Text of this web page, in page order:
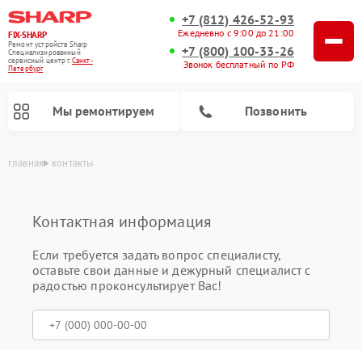
FIX-SHARP
Ремонт устройств Sharp
Специализированный
cервисный центр г.Санкт-
Петербург
+7 (812) 426-52-93
Ежедневно с 9:00 до 21:00
+7 (800) 100-33-26
Звонок бесплатный по РФ
Мы ремонтируем Позвонить
главная контакты
Контактная информация
Если требуется задать вопрос специалисту,
оставьте свои данные и дежурный специалист с
радостью проконсультирует Вас!